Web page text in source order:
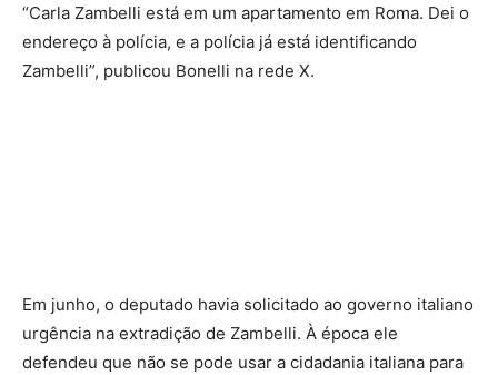
“Carla Zambelli está em um apartamento em Roma. Dei o
endereço à polícia, e a polícia já está identificando
Zambelli”, publicou Bonelli na rede X.
Em junho, o deputado havia solicitado ao governo italiano
urgência na extradição de Zambelli. À época ele
defendeu que não se pode usar a cidadania italiana para